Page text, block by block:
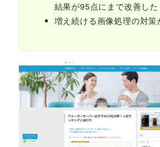
結果が95点にまで改善した
増え続ける画像処理の対策